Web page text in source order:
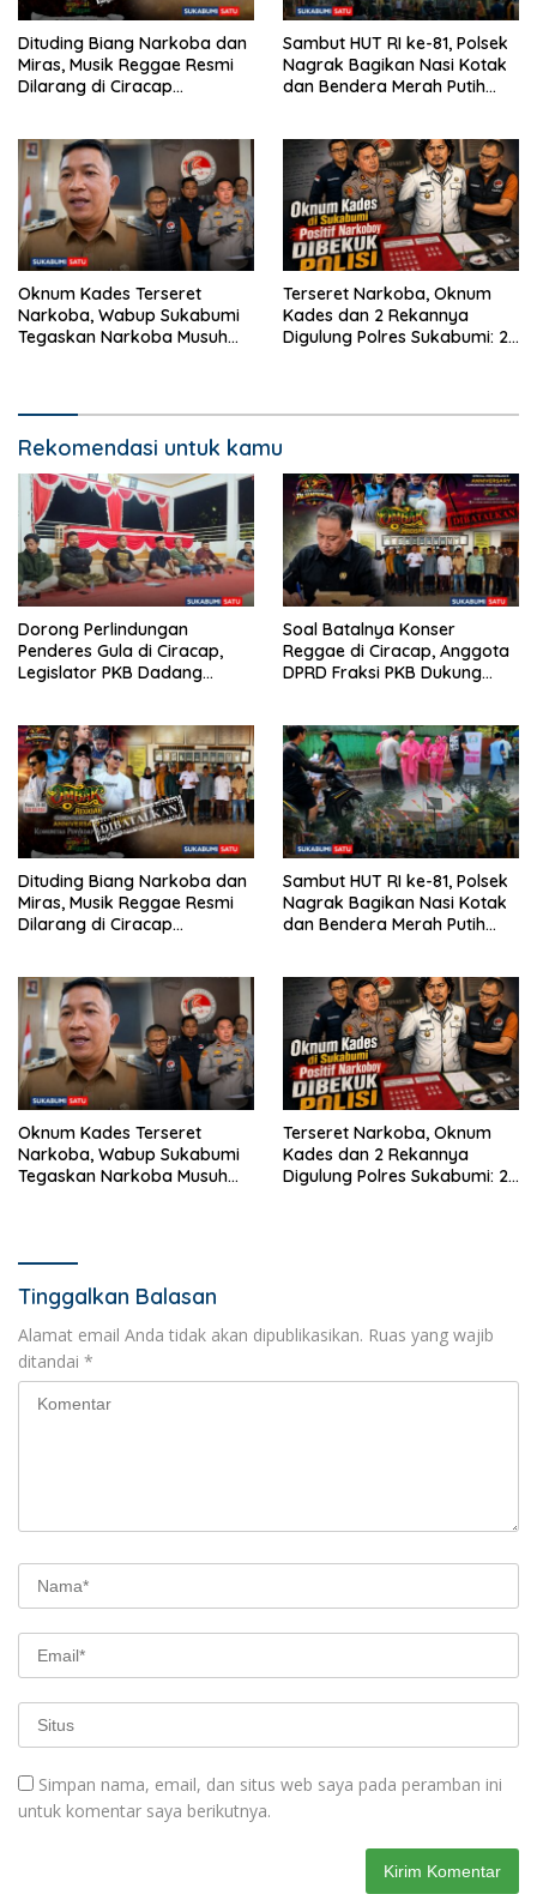
Dituding Biang Narkoba dan
Miras, Musik Reggae Resmi
Dilarang di Ciracap
Sambut HUT RI ke-81, Polsek
Nagrak Bagikan Nasi Kotak
dan Bendera Merah Putih
Oknum Kades Terseret
Narkoba, Wabup Sukabumi
Tegaskan Narkoba Musuh
Terseret Narkoba, Oknum
Kades dan 2 Rekannya
Digulung Polres Sukabumi: 28
Rekomendasi untuk kamu
Dorong Perlindungan
Penderes Gula di Ciracap,
Legislator PKB Dadang
Ketenagakerjaan
Soal Batalnya Konser
Reggae di Ciracap, Anggota
DPRD Fraksi PKB Dukung
Dituding Biang Narkoba dan
Miras, Musik Reggae Resmi
Dilarang di Ciracap
Sambut HUT RI ke-81, Polsek
Nagrak Bagikan Nasi Kotak
dan Bendera Merah Putih
Oknum Kades Terseret
Narkoba, Wabup Sukabumi
Tegaskan Narkoba Musuh
Terseret Narkoba, Oknum
Kades dan 2 Rekannya
Digulung Polres Sukabumi: 28
Tinggalkan Balasan
Alamat email Anda tidak akan dipublikasikan. Ruas yang wajib
ditandai *
Simpan nama, email, dan situs web saya pada peramban ini
untuk komentar saya berikutnya.